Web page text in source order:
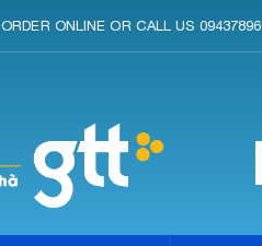
ORDER ONLINE OR CALL US